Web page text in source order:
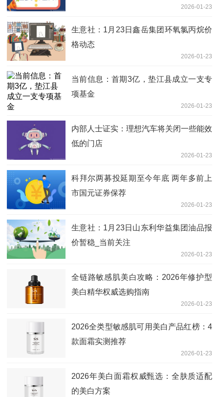
2026-01-23
生意社：1月23日鑫岳集团环氧氯丙烷价
格动态
2026-01-23
当前信息：首期3亿，垫江县成立一支专
项基金
2026-01-23
内部人士证实：理想汽车将关闭一些能效
低的门店
2026-01-23
科拜尔两募投延期至今年底 两年多前上
市国元证券保荐
2026-01-23
生意社：1月23日山东利华益集团油品报
价暂稳_当前关注
2026-01-23
全链路敏感肌美白攻略：2026年修护型
美白精华权威选购指南
2026-01-23
2026全类型敏感肌可用美白产品红榜：4
款面霜实测推荐
2026-01-23
2026年美白面霜权威甄选：全肤质适配
的美白方案